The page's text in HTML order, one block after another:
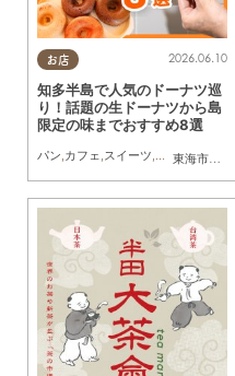
お店
東海市
, 大府
2026.06.10
知多半島で人気のドーナツ巡
り！話題の生ドーナツから島
限定の味までおすすめ8選
パン,カフェ,スイーツ,テイクアウト